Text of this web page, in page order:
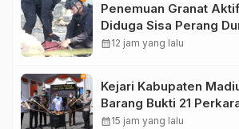
Penemuan Granat
Diduga Sisa Perang
calendar_month12 jam yang lalu
Kejari Kabupaten
Barang Bukti 21
Kasus Narkotika
calendar_month15 jam yang lalu